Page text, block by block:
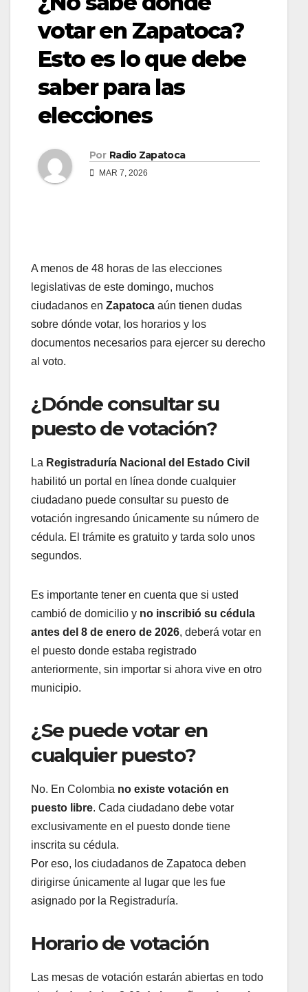
votar en Zapatoca?
Esto es lo que debe
saber para las
elecciones
Por Radio Zapatoca
MAR 7, 2026
A menos de 48 horas de las elecciones
legislativas de este domingo, muchos
ciudadanos en Zapatoca aún tienen dudas
sobre dónde votar, los horarios y los
documentos necesarios para ejercer su derecho
al voto.
¿Dónde consultar su
puesto de votación?
La Registraduría Nacional del Estado Civil
habilitó un portal en línea donde cualquier
ciudadano puede consultar su puesto de
votación ingresando únicamente su número de
cédula. El trámite es gratuito y tarda solo unos
segundos.
Es importante tener en cuenta que si usted
cambió de domicilio y no inscribió su cédula
antes del 8 de enero de 2026, deberá votar en
el puesto donde estaba registrado
anteriormente, sin importar si ahora vive en otro
municipio.
¿Se puede votar en
cualquier puesto?
No. En Colombia no existe votación en
puesto libre. Cada ciudadano debe votar
exclusivamente en el puesto donde tiene
inscrita su cédula.
Por eso, los ciudadanos de Zapatoca deben
dirigirse únicamente al lugar que les fue
asignado por la Registraduría.
Horario de votación
Las mesas de votación estarán abiertas en todo